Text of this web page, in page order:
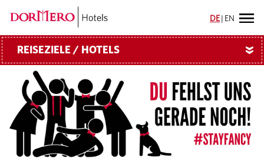
DE EN
REISEZIELE / HOTELS »